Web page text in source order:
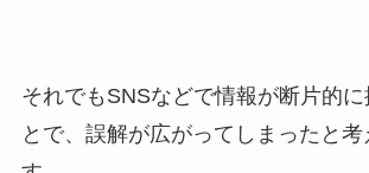
それでもSNSなどで情報が断片的に
とで、誤解が広がってしまったと考